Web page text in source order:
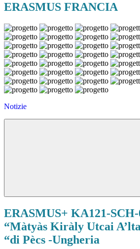
ERASMUS FRANCIA
Notizie
ERASMUS+ KA121-SCH-
“Màtyàs Kiràly Utcai
“di Pècs -Ungheria